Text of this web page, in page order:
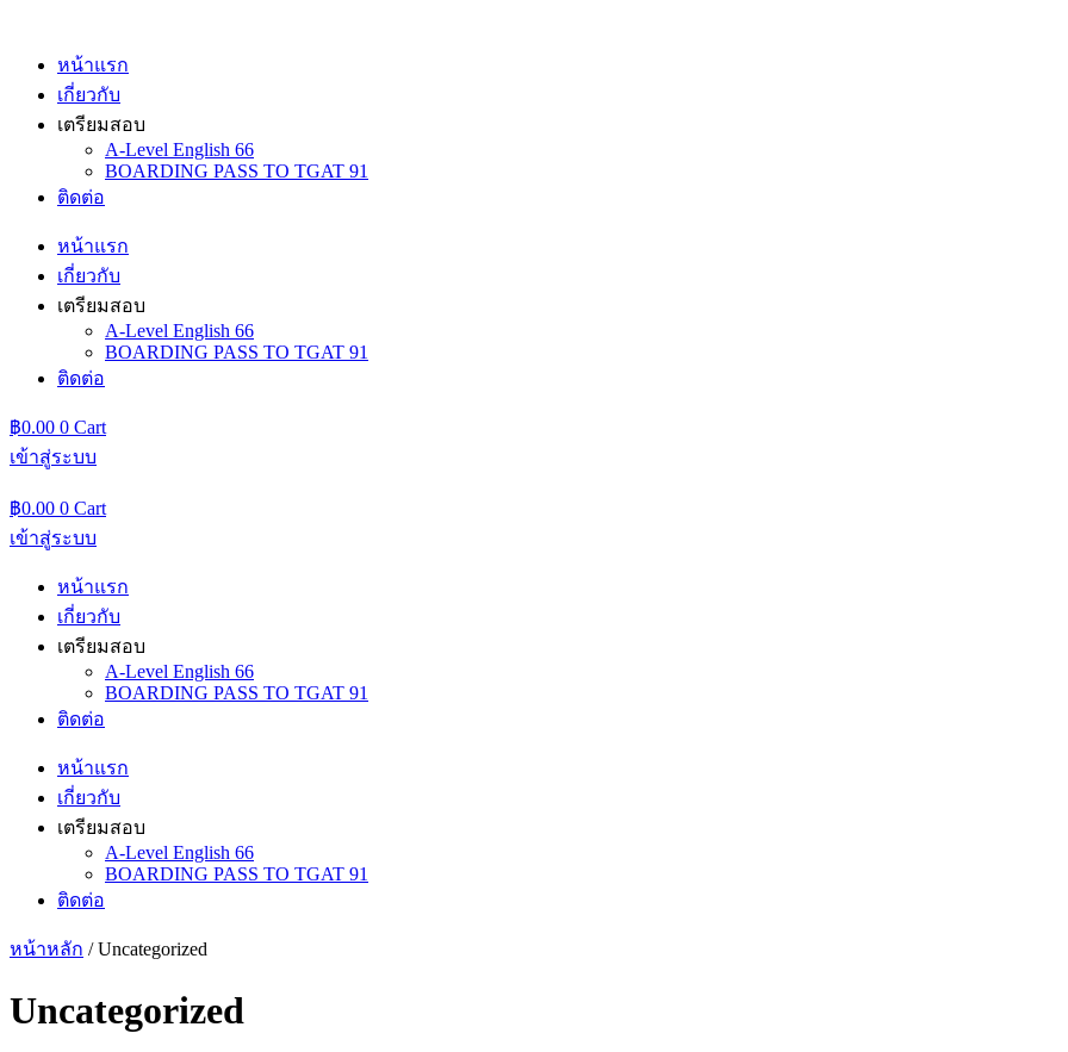
contentหน้าแรก
เกี่ยวกับ
เตรียมสอบ
A-Level English 66
BOARDING PASS TO TGAT 91
ติดต่อ
หน้าแรก
เกี่ยวกับ
เตรียมสอบ
A-Level English 66
BOARDING PASS TO TGAT 91
ติดต่อ
฿0.00 0 Cart
เข้าสู่ระบบ
฿0.00 0 Cart
เข้าสู่ระบบ
หน้าแรก
เกี่ยวกับ
เตรียมสอบ
A-Level English 66
BOARDING PASS TO TGAT 91
ติดต่อ
หน้าแรก
เกี่ยวกับ
เตรียมสอบ
A-Level English 66
BOARDING PASS TO TGAT 91
ติดต่อ
หน้าหลัก / Uncategorized
Uncategorized